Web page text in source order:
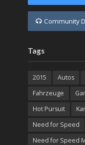
Community
Tags
2015 Autos
Fahrzeuge
Hot Pursuit
Need for Speed
Need for Speed